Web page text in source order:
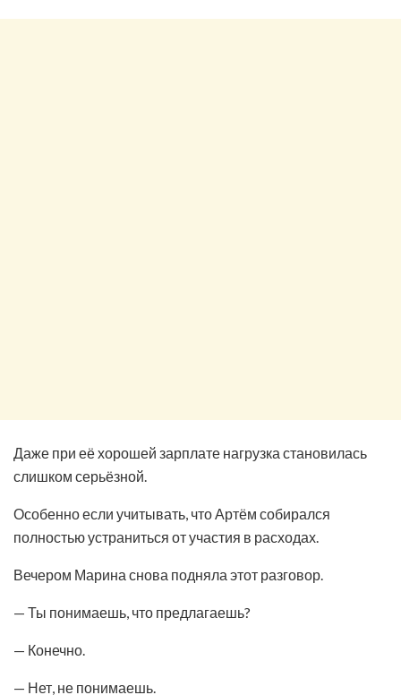
Даже при её хорошей зарплате нагрузка становилась
слишком серьёзной.
Особенно если учитывать, что Артём собирался
полностью устраниться от участия в расходах.
Вечером Марина снова подняла этот разговор.
— Ты понимаешь, что предлагаешь?
— Конечно.
— Нет, не понимаешь.